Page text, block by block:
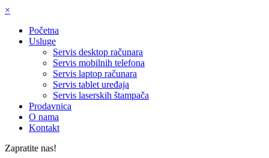
×
Početna
Usluge
Servis desktop računara
Servis mobilnih telefona
Servis laptop računara
Servis tablet uređaja
Servis laserskih štampača
Prodavnica
O nama
Kontakt
Zapratite nas!